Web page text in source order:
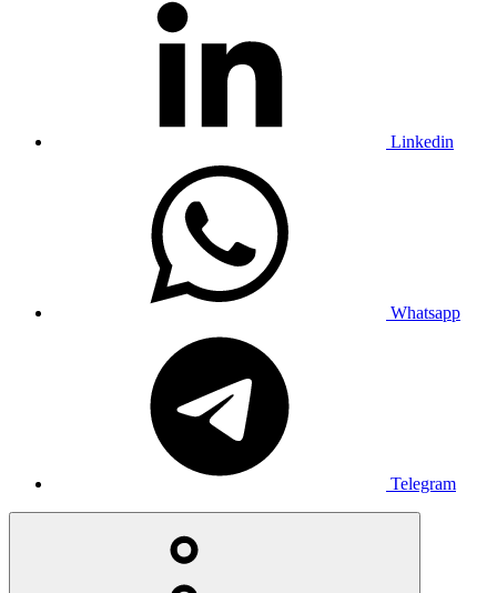
Linkedin
Whatsapp
Telegram